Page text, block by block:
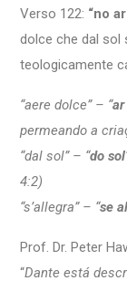
Verso 122: “no
dolce che dal sol
teologicamente
“aere dolce” – “ar
permeando a
“dal sol” – “do sol
4:2)
“s’allegra” – “se
Prof. Dr. Peter
“Dante está